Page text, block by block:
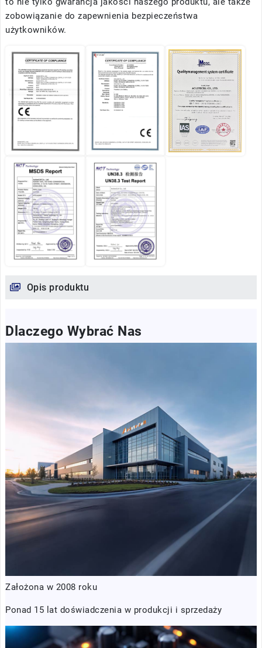
zobowiązanie do zapewnienia bezpieczeństwa
użytkowników.
Opis produktu
Dlaczego Wybrać Nas
Założona w 2008 roku
Ponad 15 lat doświadczenia w produkcji i sprzedaży